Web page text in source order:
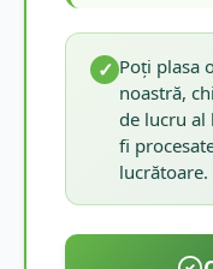
✓ Poți plasa
noastră,
de lucru al
fi
lucrătoare.